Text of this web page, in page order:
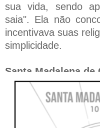
sua vida, sendo
saia". Ela não
incentivava suas
simplicidade.
Santa Madalena